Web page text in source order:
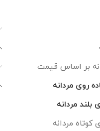
(1)
بر اساس قیمت
روی مردانه
بلند مردانه
کوتاه مردانه